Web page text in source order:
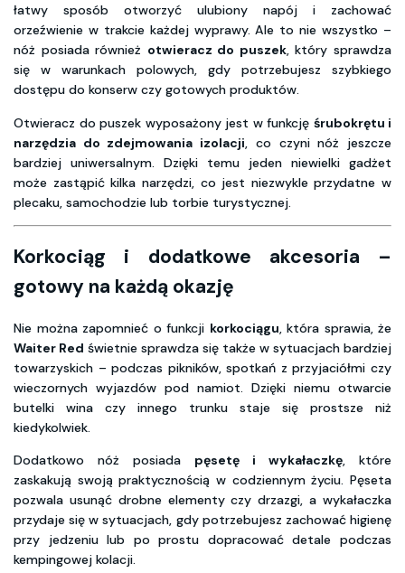
łatwy sposób otworzyć ulubiony napój i zachować
orzeźwienie w trakcie każdej wyprawy. Ale to nie wszystko –
nóż posiada również otwieracz do puszek, który sprawdza
się w warunkach polowych, gdy potrzebujesz szybkiego
dostępu do konserw czy gotowych produktów.
Otwieracz do puszek wyposażony jest w funkcję śrubokrętu i
narzędzia do zdejmowania izolacji , co czyni nóż jeszcze
bardziej uniwersalnym. Dzięki temu jeden niewielki gadżet
może zastąpić kilka narzędzi, co jest niezwykle przydatne w
plecaku, samochodzie lub torbie turystycznej.
Korkociąg i dodatkowe akcesoria –
gotowy na każdą okazję
Nie można zapomnieć o funkcji korkociągu, która sprawia, że
Waiter Red świetnie sprawdza się także w sytuacjach bardziej
towarzyskich – podczas pikników, spotkań z przyjaciółmi czy
wieczornych wyjazdów pod namiot. Dzięki niemu otwarcie
butelki wina czy innego trunku staje się prostsze niż
kiedykolwiek.
Dodatkowo nóż posiada pęsetę i wykałaczkę, które
zaskakują swoją praktycznością w codziennym życiu. Pęseta
pozwala usunąć drobne elementy czy drzazgi, a wykałaczka
przydaje się w sytuacjach, gdy potrzebujesz zachować higienę
przy jedzeniu lub po prostu dopracować detale podczas
kempingowej kolacji.